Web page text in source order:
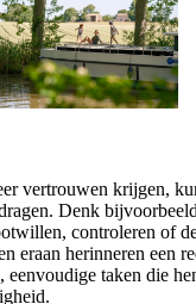
vertrouwen krijgen,
Denk
controleren of
eraan herinneren een
taken die